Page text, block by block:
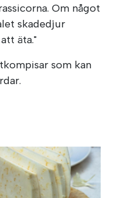
Om något
skadedjur
äta."
som kan